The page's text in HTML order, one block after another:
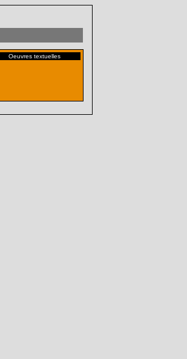
Oeuvres textuelles